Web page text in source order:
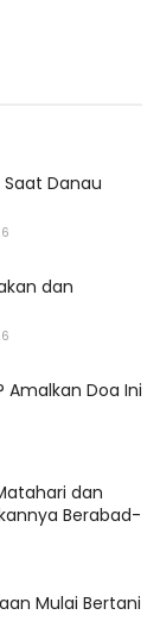
Danau
dan
Amalkan Doa Ini
dan
Berabad-
Mulai Bertani